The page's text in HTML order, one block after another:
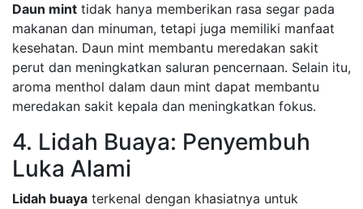
Daun mint tidak hanya memberikan rasa segar pada
makanan dan minuman, tetapi juga memiliki manfaat
kesehatan. Daun mint membantu meredakan sakit
perut dan meningkatkan saluran pencernaan. Selain itu,
aroma menthol dalam daun mint dapat membantu
meredakan sakit kepala dan meningkatkan fokus.
4. Lidah Buaya: Penyembuh
Luka Alami
Lidah buaya terkenal dengan khasiatnya untuk